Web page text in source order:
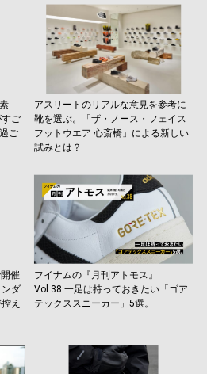
ご
ご
アスリートのリアルな意見を参考に
靴を選ぶ。「ザ・ノース・フェイス
フットウエア 心斎橋」による新しい
試みとは？
開催
ダ
え
フイナムの『月刊アトモス』
Vol.38 一足は持っておきたい「ゴア
テックススニーカー」5選。